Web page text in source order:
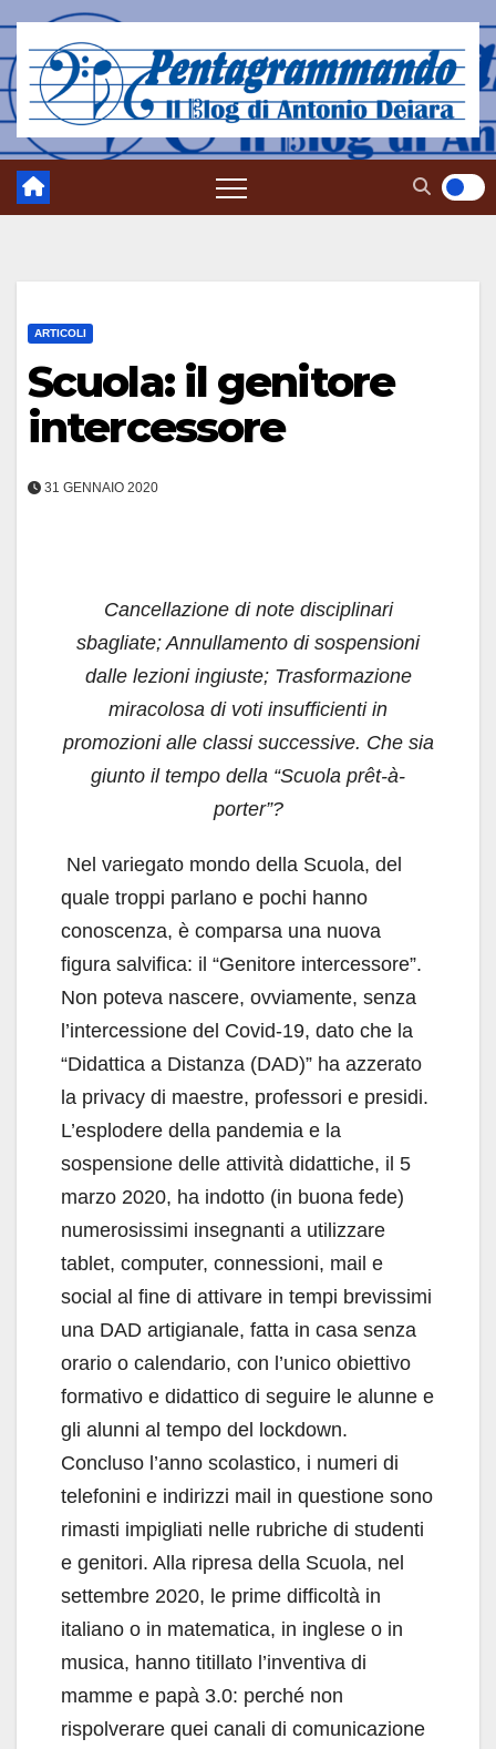
contenuto
ARTICOLI
Scuola: il genitore
intercessore
31 GENNAIO 2020
Cancellazione di note disciplinari
sbagliate; Annullamento di sospensioni
dalle lezioni ingiuste; Trasformazione
miracolosa di voti insufficienti in
promozioni alle classi successive. Che sia
giunto il tempo della “Scuola prêt-à-
porter”?
Nel variegato mondo della Scuola, del
quale troppi parlano e pochi hanno
conoscenza, è comparsa una nuova
figura salvifica: il “Genitore intercessore”.
Non poteva nascere, ovviamente, senza
l’intercessione del Covid-19, dato che la
“Didattica a Distanza (DAD)” ha azzerato
la privacy di maestre, professori e presidi.
L’esplodere della pandemia e la
sospensione delle attività didattiche, il 5
marzo 2020, ha indotto (in buona fede)
numerosissimi insegnanti a utilizzare
tablet, computer, connessioni, mail e
social al fine di attivare in tempi brevissimi
una DAD artigianale, fatta in casa senza
orario o calendario, con l’unico obiettivo
formativo e didattico di seguire le alunne e
gli alunni al tempo del lockdown.
Concluso l’anno scolastico, i numeri di
telefonini e indirizzi mail in questione sono
rimasti impigliati nelle rubriche di studenti
e genitori. Alla ripresa della Scuola, nel
settembre 2020, le prime difficoltà in
italiano o in matematica, in inglese o in
musica, hanno titillato l’inventiva di
mamme e papà 3.0: perché non
rispolverare quei canali di comunicazione